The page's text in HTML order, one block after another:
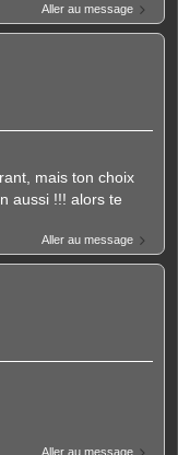
Aller au message
mais ton choix
aussi !!! alors te
Aller au message
Aller au message